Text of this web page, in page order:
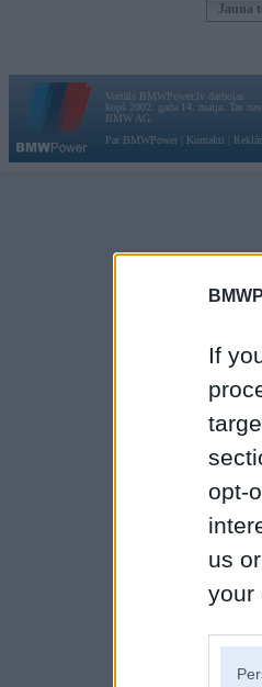
If
opt-
us
your
Jauna
Vortāls BMWPower.lv darbojas
kopš 2002. gada 14. maija. Tas
BMW AG.
Par BMWPower
Kontakti